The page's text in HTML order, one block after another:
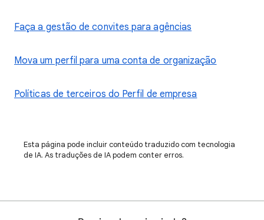
Faça a gestão de convites para agências
Mova um perfil para uma conta de organização
Políticas de terceiros do Perfil de empresa
Esta página pode incluir conteúdo traduzido com tecnologia
de IA. As traduções de IA podem conter erros.